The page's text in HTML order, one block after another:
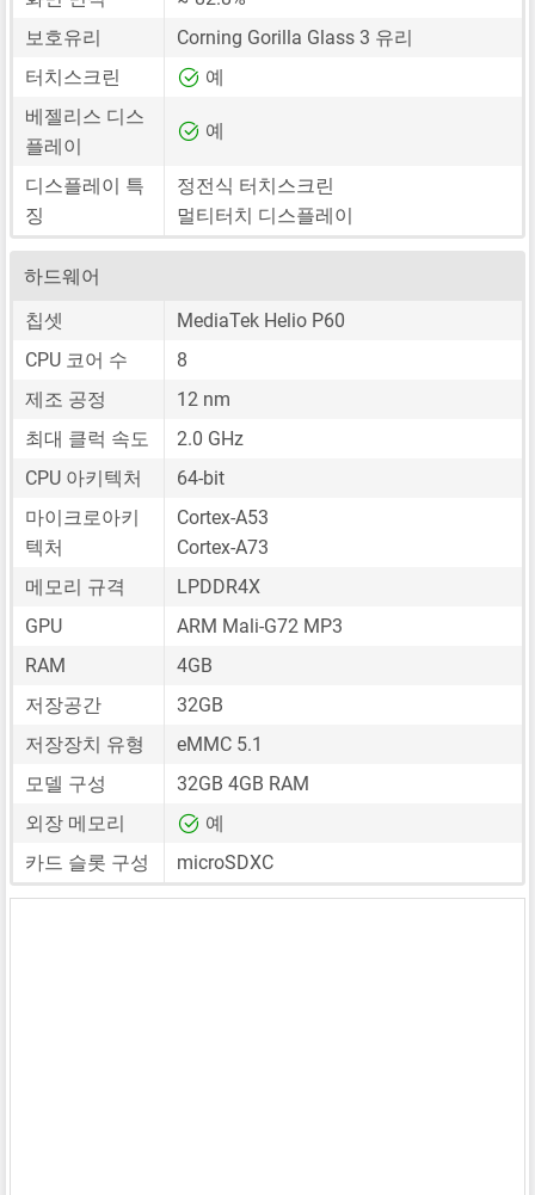
보호유리
Corning Gorilla Glass 3 유리
터치스크린
예
베젤리스 디스
플레이
예
디스플레이 특
징
정전식 터치스크린
멀티터치 디스플레이
하드웨어
칩셋
MediaTek Helio P60
CPU 코어 수
8
제조 공정
12 nm
최대 클럭 속도
2.0 GHz
CPU 아키텍처
64-bit
마이크로아키
텍처
Cortex-A53
Cortex-A73
메모리 규격
LPDDR4X
GPU
ARM Mali-G72 MP3
RAM
4GB
저장공간
32GB
저장장치 유형
eMMC 5.1
모델 구성
32GB 4GB RAM
외장 메모리
예
카드 슬롯 구성
microSDXC